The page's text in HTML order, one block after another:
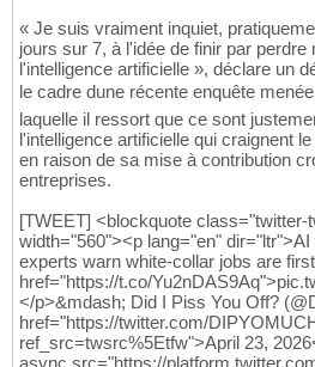
« Je suis vraiment inquiet,
jours sur 7, à l'idée de finir par
l'intelligence artificielle », déclare un
le cadre dune récente enquête
laquelle il ressort que ce sont
l'intelligence artificielle qui craignent
en raison de sa mise à contribution
entreprises.
[TWEET] <blockquote
width="560"><p lang="en"
experts warn white-collar jobs are
href="https://t.co/
</p>&mdash; Did I Piss You Off?
href="https://twitter.com/
ref_src=twsrc%5Etfw">April 23,